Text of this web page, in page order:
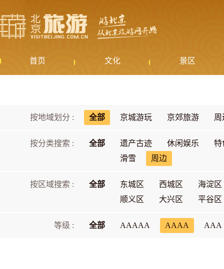
首页 文化 景区
按地域划分 : 全部 京城游玩 京郊旅游 周
按分类搜索 : 全部 遗产古迹 休闲娱乐
特
滑雪
周边
按区域搜索 : 全部 东城区 西城区
海淀区
顺义区
大兴区 平谷区
等级 : 全部 AAAAA AAAA AAA